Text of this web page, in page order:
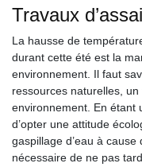
Travaux
La hausse de
durant cette été est la
environnement. Il faut
ressources naturelles,
environnement. En étant
d’opter une attitude
gaspillage d’eau à
nécessaire de ne pas